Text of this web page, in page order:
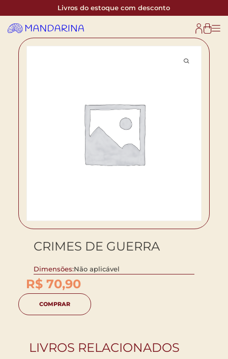
Livros do estoque com desconto
CRIMES DE GUERRA
Dimensões:Não aplicável
R$ 70,90
COMPRAR
LIVROS RELACIONADOS